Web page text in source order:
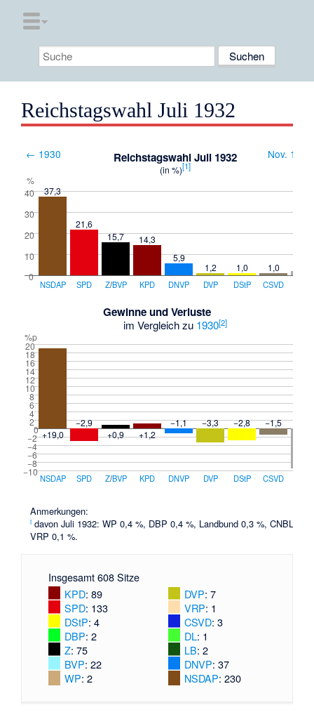
Reichstagswahl Juli 1932
← 1930 Reichstagswahl Juli 1932 Nov.
(in %)[1]
%
40
30
20
10
0
37,3
21,6
15,7
14,3
5,9
1,2
1,0 1,0
NSDAP SPD Z/BVP KPD DNVP DVP DStP CSVD
Gewinne und Verluste
im Vergleich zu 1930[2]
%p
20
18
16
14
12
10
8
6
4
2
0
−2
−4
−6
−8
−10
+19,0
−2,9
+0,9
+1,2
−1,1 −3,3 −2,8 −1,5
NSDAP SPD Z/BVP KPD DNVP DVP DStP CSVD
Anmerkungen:
i davon Juli 1932: WP 0,4 %, DBP 0,4 %, Landbund 0,3 %, CNBL 0,3
VRP 0,1 %.
Insgesamt 608 Sitze
KPD: 89
SPD: 133
DStP: 4
DBP: 2
Z: 75
BVP: 22
WP: 2
DVP: 7
VRP: 1
CSVD: 3
DL: 1
LB: 2
DNVP: 37
NSDAP: 230